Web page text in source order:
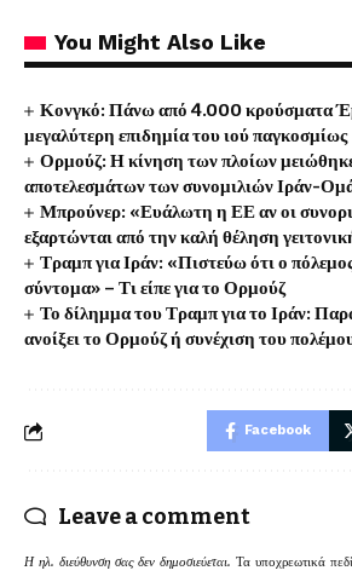
You Might Also Like
Κονγκό: Πάνω από 4.000 κρούσματα
μεγαλύτερη επιδημία του ιού παγκοσμίως
Ορμούζ: Η κίνηση των πλοίων
αποτελεσμάτων των συνομιλιών Ιράν-
Μπρούνερ: «Ευάλωτη η ΕΕ αν οι
εξαρτώνται από την καλή θέληση
Τραμπ για Ιράν: «Πιστεύω ότι ο
σύντομα» – Τι είπε για το Ορμούζ
Το δίλημμα του Τραμπ για το Ιράν:
ανοίξει το Ορμούζ ή συνέχιση του
Facebook
Leave a comment
Η ηλ. διεύθυνση σας δεν δημοσιεύεται. Τα υποχρεωτικά